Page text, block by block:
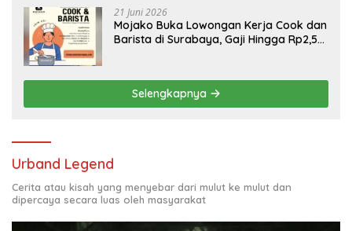
21 Juni 2026
Mojako Buka Lowongan Kerja Cook dan
Barista di Surabaya, Gaji Hingga Rp2,5
Selengkapnya
Urband Legend
Cerita atau kisah yang menyebar dari mulut ke mulut dan
dipercaya secara luas oleh masyarakat